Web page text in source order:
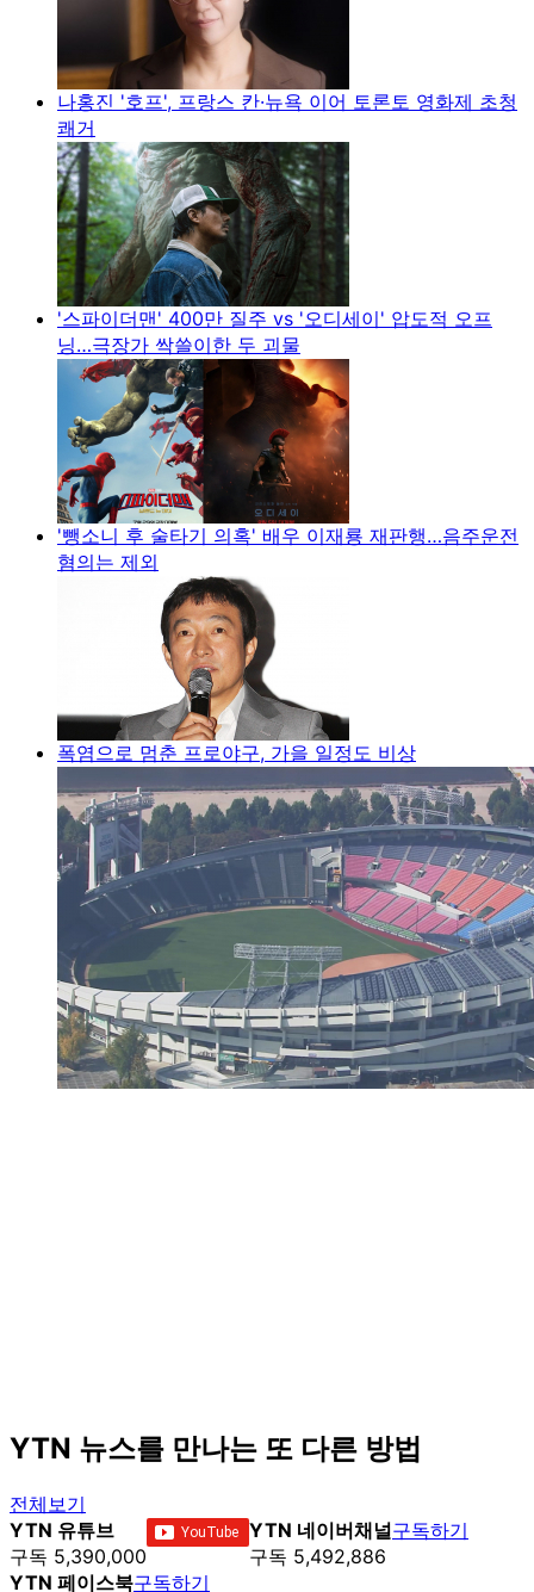
나홍진 '호프', 프랑스 칸·뉴욕 이어 토론토 영화제 초청
쾌거
'스파이더맨' 400만 질주 vs '오디세이' 압도적 오프
닝…극장가 싹쓸이한 두 괴물
'뺑소니 후 술타기 의혹' 배우 이재룡 재판행…음주운전
혐의는 제외
폭염으로 멈춘 프로야구, 가을 일정도 비상
YTN 뉴스를 만나는 또 다른 방법
전체보기
YTN 유튜브
구독 5,390,000
YTN 네이버채널
구독 5,492,886
구독하기
YTN 페이스북구독하기